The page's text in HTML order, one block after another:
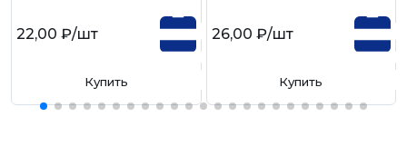
22,00 ₽/шт
Купить
26,00 ₽/шт
Купить